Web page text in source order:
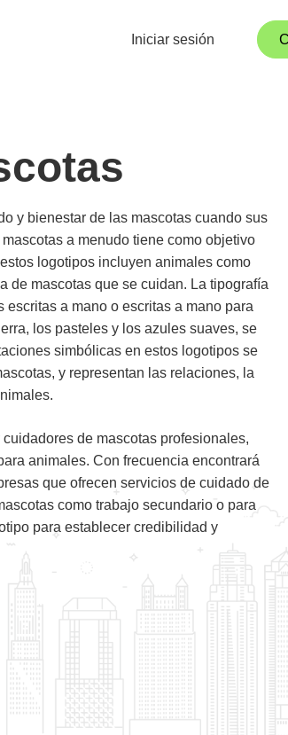
Iniciar sesión
y bienestar de las mascotas cuando sus
a menudo tiene como objetivo
logotipos incluyen animales como
de mascotas que se cuidan. La tipografía
a mano o escritas a mano para
los pasteles y los azules suaves, se
simbólicas en estos logotipos se
y representan las relaciones, la
de mascotas profesionales,
animales. Con frecuencia encontrará
que ofrecen servicios de cuidado de
como trabajo secundario o para
para establecer credibilidad y